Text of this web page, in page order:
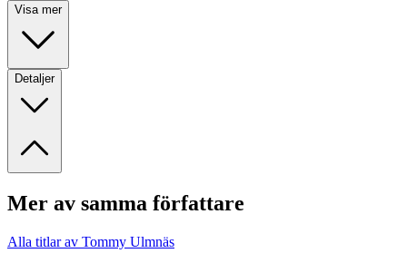
Visa mer
Detaljer
Mer av samma författare
Alla titlar av Tommy Ulmnäs